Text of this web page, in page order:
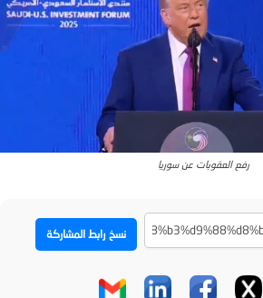
‪رفع العقوبات عن سوريا
نسخ رابط المشاركة